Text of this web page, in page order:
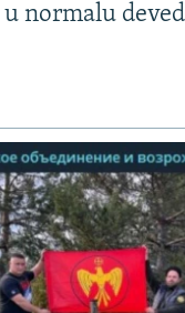
normalu